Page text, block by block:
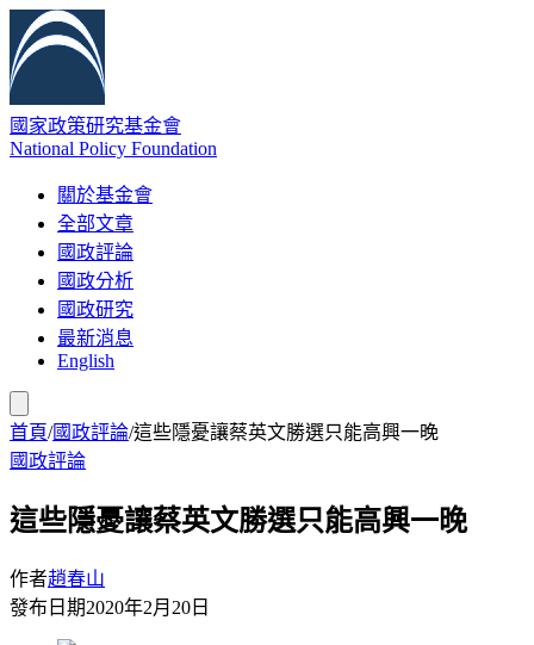
國家政策研究基金會
National Policy Foundation
關於基金會
全部文章
國政評論
國政分析
國政研究
最新消息
English
首頁/國政評論/這些隱憂讓蔡英文勝選只能高興一晚
國政評論
這些隱憂讓蔡英文勝選只能高興一晚
作者趙春山
發布日期2020年2月20日